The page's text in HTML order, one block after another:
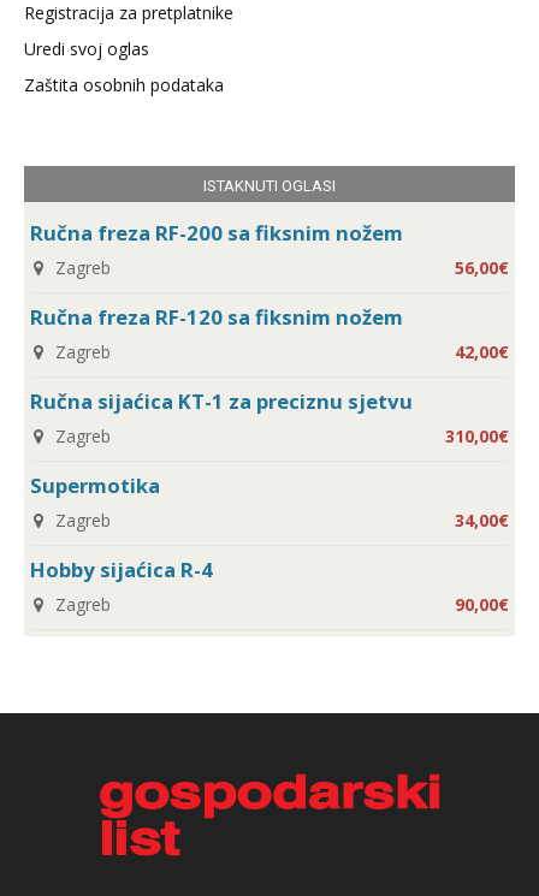
Registracija za pretplatnike
Uredi svoj oglas
Zaštita osobnih podataka
ISTAKNUTI OGLASI
Ručna freza RF-200 sa fiksnim nožem
Zagreb 56,00€
Ručna freza RF-120 sa fiksnim nožem
Zagreb 42,00€
Ručna sijaćica KT-1 za preciznu sjetvu
Zagreb 310,00€
Supermotika
Zagreb 34,00€
Hobby sijaćica R-4
Zagreb 90,00€